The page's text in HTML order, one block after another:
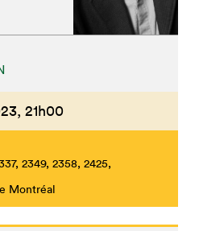
21h00
2349, 2358, 2425,
Montréal